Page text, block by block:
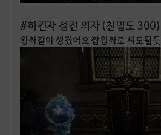
#하킨자 성전 의자 (친밀도 300)
왕좌같이 생겼어요 짭왕좌로 써도될듯